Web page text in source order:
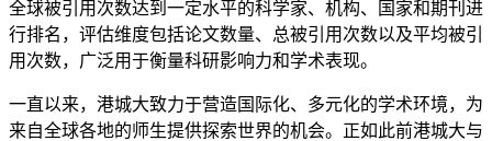
全球被引用次数达到一定水平的科学家、机构、国家和期刊进
行排名，评估维度包括论文数量、总被引用次数以及平均被引
用次数，广泛用于衡量科研影响力和学术表现。
一直以来，港城大致力于营造国际化、多元化的学术环境，为
来自全球各地的师生提供探索世界的机会。正如此前港城大与